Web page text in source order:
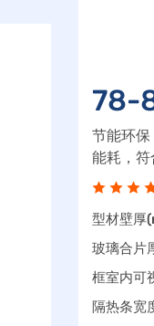
78-
节能环
能耗，符
体如氩
型材壁厚
玻璃合片
框室内可
隔热条宽